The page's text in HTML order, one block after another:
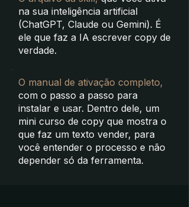
na sua inteligência artificial
(ChatGPT, Claude ou Gemini). É
ele que faz a IA escrever copy de
verdade.
O manual de ativação completo,
com o passo a passo para
instalar e usar. Dentro dele, um
mini curso de copy que mostra o
que faz um texto vender, para
você entender o processo e não
depender só da ferramenta.